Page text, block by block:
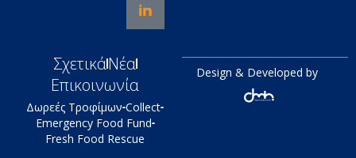
ΣχετικάΝέα
Επικοινωνία
Δωρεές Τροφίμων Collect
Emergency Food Fund
Fresh Food Rescue
Design & Developed by